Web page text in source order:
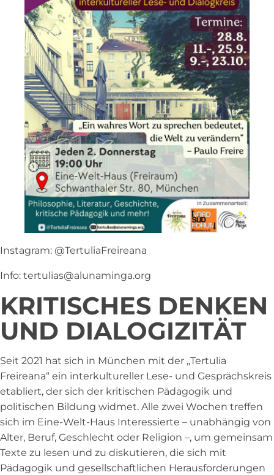
Instagram: @TertuliaFreireana
Info: tertulias@alunaminga.org
KRITISCHES DENKEN
UND DIALOGIZITÄT
Seit 2021 hat sich in München mit der „Tertulia
Freireana“ ein interkultureller Lese- und Gesprächskreis
etabliert, der sich der kritischen Pädagogik und
politischen Bildung widmet. Alle zwei Wochen treffen
sich im Eine-Welt-Haus Interessierte – unabhängig von
Alter, Beruf, Geschlecht oder Religion –, um gemeinsam
Texte zu lesen und zu diskutieren, die sich mit
Pädagogik und gesellschaftlichen Herausforderungen